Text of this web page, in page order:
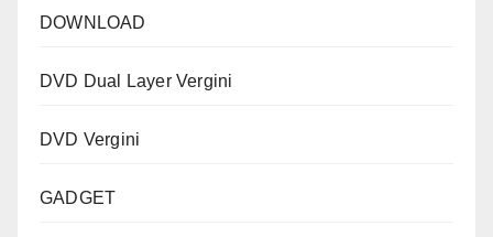
DOWNLOAD
DVD Dual Layer Vergini
DVD Vergini
GADGET